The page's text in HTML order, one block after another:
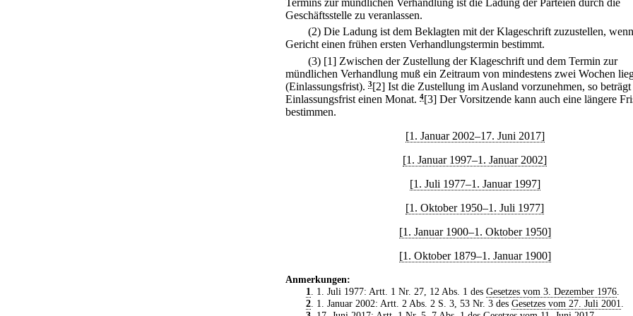
Termins zur mündlichen Verhandlung ist die Ladung der Parteien durch die
Geschäftsstelle zu veranlassen.
(2) Die Ladung ist dem Beklagten mit der Klageschrift zuzustellen,
Gericht einen frühen ersten Verhandlungstermin bestimmt.
(3) [1] Zwischen der Zustellung der Klageschrift und dem Termin zur
mündlichen Verhandlung muß ein Zeitraum von mindestens zwei Wochen
(Einlassungsfrist). 3[2] Ist die Zustellung im Ausland vorzunehmen, so beträgt
Einlassungsfrist einen Monat. 4[3] Der Vorsitzende kann auch eine längere
bestimmen.
[1. Januar 2002–17. Juni 2017]
[1. Januar 1997–1. Januar 2002]
[1. Juli 1977–1. Januar 1997]
[1. Oktober 1950–1. Juli 1977]
[1. Januar 1900–1. Oktober 1950]
[1. Oktober 1879–1. Januar 1900]
Anmerkungen:
1
. 1. Juli 1977: Artt. 1 Nr. 27, 12 Abs. 1 des Gesetzes vom 3. Dezember 1976.
2. 1. Januar 2002: Artt. 2 Abs. 2 S. 3, 53 Nr. 3 des Gesetzes vom 27. Juli 2001